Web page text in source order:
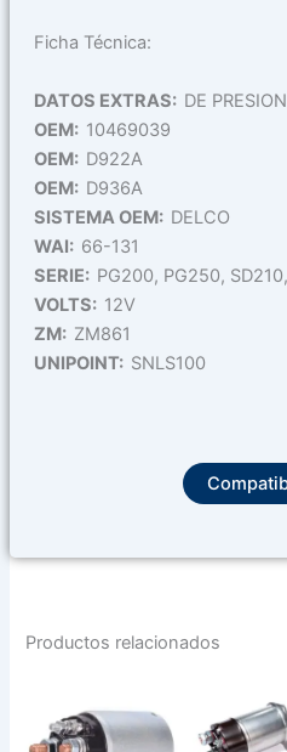
Ficha Técnica:
DATOS EXTRAS: DE PRESION
OEM: 10469039
OEM: D922A
OEM: D936A
SISTEMA OEM: DELCO
WAI: 66-131
SERIE: PG200, PG250,
VOLTS: 12V
ZM: ZM861
UNIPOINT: SNLS100
Productos relacionados